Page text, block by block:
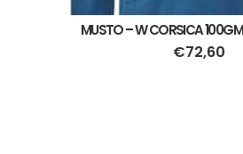
MUSTO – W CORSICA 100GM
€72,60